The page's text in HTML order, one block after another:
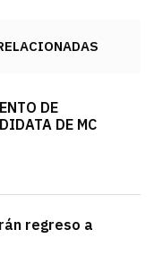
DE
DE MC
regreso a